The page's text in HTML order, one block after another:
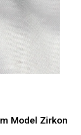
Model Zirkon